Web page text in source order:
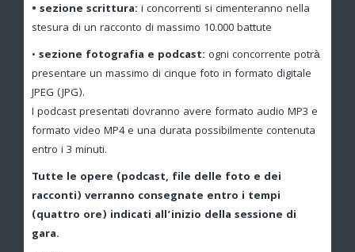
• sezione scrittura: i concorrenti si cimenteranno nella
stesura di un racconto di massimo 10.000 battute
• sezione fotografia e podcast: ogni concorrente potrà
presentare un massimo di cinque foto in formato digitale
JPEG (JPG).
I podcast presentati dovranno avere formato audio MP3 e
formato video MP4 e una durata possibilmente contenuta
entro i 3 minuti.
Tutte le opere (podcast, file delle foto e dei
racconti) verranno consegnate entro i tempi
(quattro ore) indicati all’inizio della sessione di
gara.